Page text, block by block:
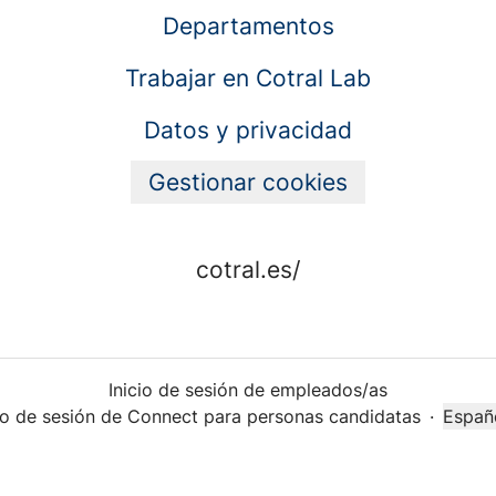
Departamentos
Trabajar en Cotral Lab
Datos y privacidad
Gestionar cookies
cotral.es/
Inicio de sesión de empleados/as
de sesión de Connect para personas candidatas ·